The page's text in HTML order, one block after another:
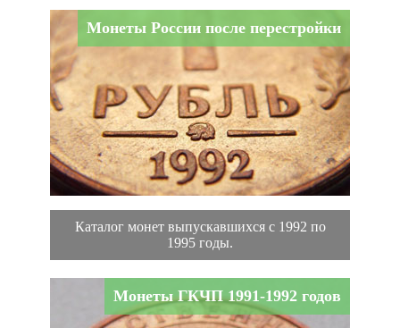
Монеты России после перестройки
Каталог монет выпускавшихся с 1992 по
1995 годы.
Монеты ГКЧП 1991-1992 годов